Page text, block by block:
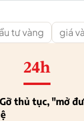
tư vàng giá
24h
thủ tục, "mở